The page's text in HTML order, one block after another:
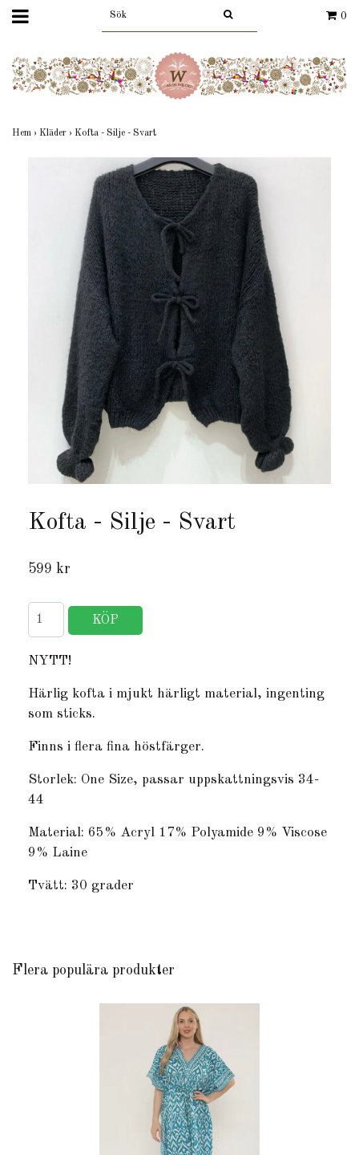
0
Hem › Kläder › Kofta - Silje - Svart
Kofta - Silje - Svart
599 kr
NYTT!
Härlig kofta i mjukt härligt material, ingenting
som sticks.
Finns i flera fina höstfärger.
Storlek: One Size, passar uppskattningsvis 34-
44
Material: 65% Acryl 17% Polyamide 9% Viscose
9% Laine
Tvätt: 30 grader
Flera populära produkter